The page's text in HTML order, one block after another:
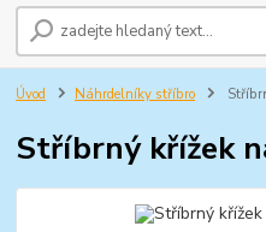
Úvod Náhrdelníky stříbro
Stříbrný křížek